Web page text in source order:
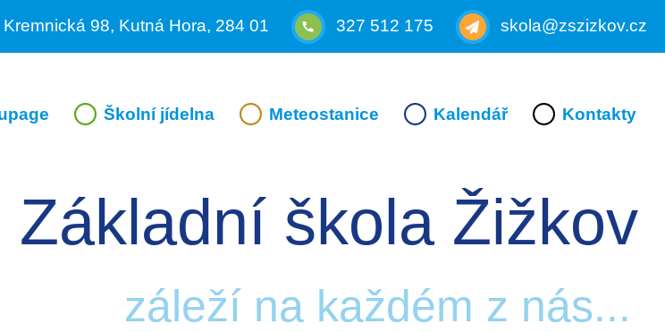
Kremnická 98, Kutná Hora, 284 01 327 512 175 skola@zszizkov.cz
Školní jídelna Meteostanice Kalendář Kontakty
Základní škola Žižkov
záleží na každém z nás...